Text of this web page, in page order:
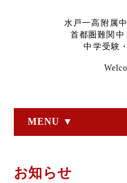
水戸一高附属
首都圏難関
中学受験
MENU ▼
お知らせ